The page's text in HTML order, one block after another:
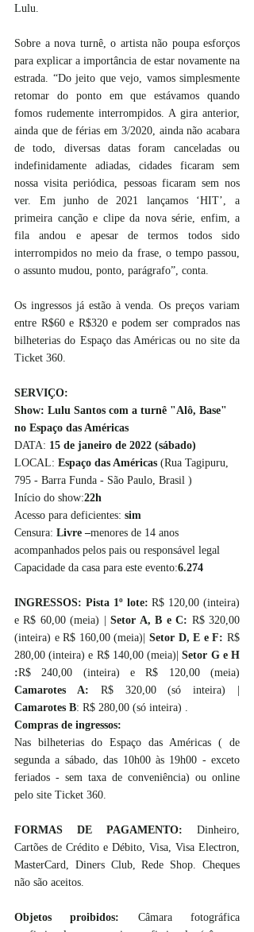
Lulu.
Sobre a nova turnê, o artista não poupa esforços
para explicar a importância de estar novamente na
estrada. “Do jeito que vejo, vamos simplesmente
retomar do ponto em que estávamos quando
fomos rudemente interrompidos. A gira anterior,
ainda que de férias em 3/2020, ainda não acabara
de todo, diversas datas foram canceladas ou
indefinidamente adiadas, cidades ficaram sem
nossa visita periódica, pessoas ficaram sem nos
ver. Em junho de 2021 lançamos ‘HIT’, a
primeira canção e clipe da nova série, enfim, a
fila andou e apesar de termos todos sido
interrompidos no meio da frase, o tempo passou,
o assunto mudou, ponto, parágrafo”, conta.
Os ingressos já estão à venda. Os preços variam
entre R$60 e R$320 e podem ser comprados nas
bilheterias do Espaço das Américas ou no site da
Ticket 360.
SERVIÇO:
Show: Lulu Santos com a turnê "Alô, Base"
no Espaço das Américas
DATA: 15 de janeiro de 2022 (sábado)
LOCAL: Espaço das Américas (Rua Tagipuru,
795 - Barra Funda - São Paulo, Brasil )
Início do show:22h
Acesso para deficientes: sim
Censura: Livre –menores de 14 anos
acompanhados pelos pais ou responsável legal
Capacidade da casa para este evento:6.274
INGRESSOS: Pista 1º lote: R$ 120,00 (inteira)
e R$ 60,00 (meia) | Setor A, B e C: R$ 320,00
(inteira) e R$ 160,00 (meia)| Setor D, E e F: R$
280,00 (inteira) e R$ 140,00 (meia)| Setor G e H
:
Camarotes A:
Camarotes B: R$ 280,00 (só inteira) .
Compras de ingressos:
Nas bilheterias do Espaço das Américas ( de
segunda a sábado, das 10h00 às 19h00 - exceto
feriados - sem taxa de conveniência) ou online
pelo site Ticket 360.
FORMAS DE PAGAMENTO: Dinheiro,
Cartões de Crédito e Débito, Visa, Visa Electron,
MasterCard, Diners Club, Rede Shop. Cheques
não são aceitos.
Objetos proibidos: Câmara fotográfica